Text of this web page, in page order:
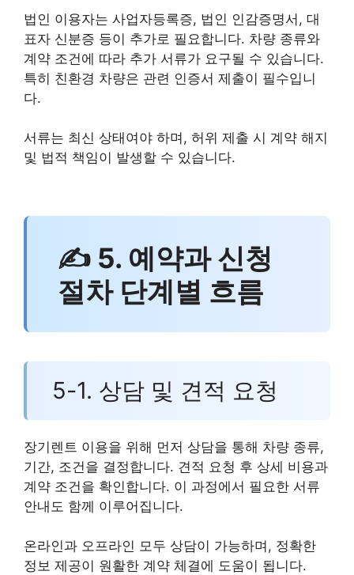
법인 이용자는 사업자등록증, 법인 인감증명서, 대
표자 신분증 등이 추가로 필요합니다. 차량 종류와
계약 조건에 따라 추가 서류가 요구될 수 있습니다.
특히 친환경 차량은 관련 인증서 제출이 필수입니
다.
서류는 최신 상태여야 하며, 허위 제출 시 계약 해지
및 법적 책임이 발생할 수 있습니다.
✍ 5. 예약과 신청
절차 단계별 흐름
5-1. 상담 및 견적 요청
장기렌트 이용을 위해 먼저 상담을 통해 차량 종류,
기간, 조건을 결정합니다. 견적 요청 후 상세 비용과
계약 조건을 확인합니다. 이 과정에서 필요한 서류
안내도 함께 이루어집니다.
온라인과 오프라인 모두 상담이 가능하며, 정확한
정보 제공이 원활한 계약 체결에 도움이 됩니다.